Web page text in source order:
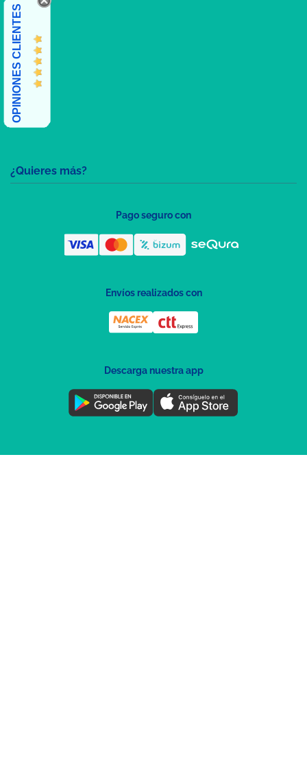
¿Quieres más?
OPINIONES CLIENTES
Pago seguro con
Envíos realizados con
Descarga nuestra app